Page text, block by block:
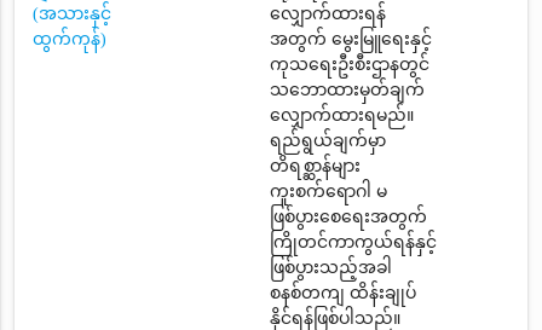
(အသားနှင့်
ထွက်ကုန်)
လျှောက်ထားရန်
အတွက် မွေးမြူရေးနှင့်
ကုသရေးဦးစီးဌာနတွင်
သဘောထားမှတ်ချက်
လျှောက်ထားရမည်။
ရည်ရွယ်ချက်မှာ
တိရစ္ဆာန်များ
ကူးစက်ရောဂါ မ
ဖြစ်ပွားစေရေးအတွက်
ကြိုတင်ကာကွယ်ရန်နှင့်
ဖြစ်ပွားသည့်အခါ
စနစ်တကျ ထိန်းချုပ်
နိုင်ရန်ဖြစ်ပါသည်။